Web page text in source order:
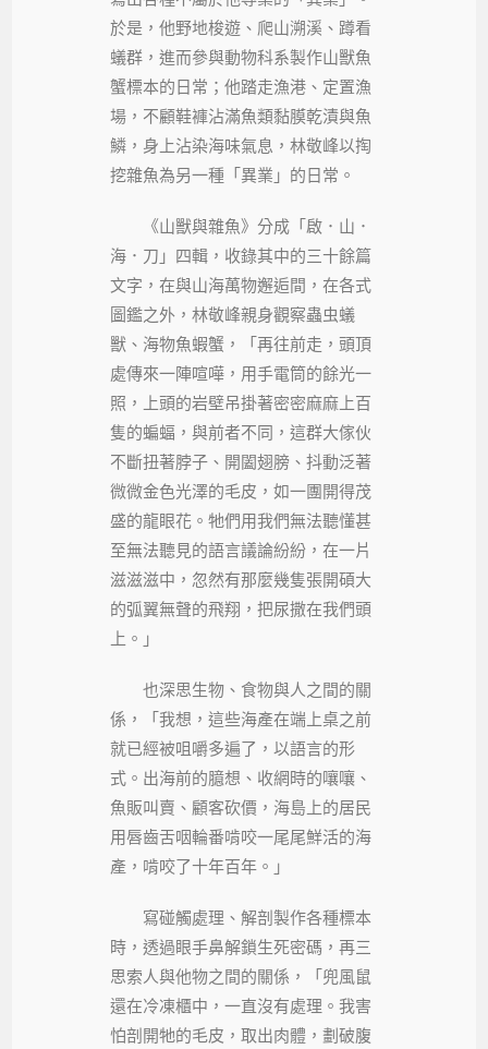
於是，他野地梭遊、爬山溯溪、蹲看
蟻群，進而參與動物科系製作山獸魚
蟹標本的日常；他踏走漁港、定置漁
場，不顧鞋褲沾滿魚類黏膜乾漬與魚
鱗，身上沾染海味氣息，林敬峰以掏
挖雜魚為另一種「異業」的日常。
《山獸與雜魚》分成「啟．山．
海．刀」四輯，收錄其中的三十餘篇
文字，在與山海萬物邂逅間，在各式
圖鑑之外，林敬峰親身觀察蟲虫蟻
獸、海物魚蝦蟹，「再往前走，頭頂
處傳來一陣喧嘩，用手電筒的餘光一
照，上頭的岩壁吊掛著密密麻麻上百
隻的蝙蝠，與前者不同，這群大傢伙
不斷扭著脖子、開闔翅膀、抖動泛著
微微金色光澤的毛皮，如一團開得茂
盛的龍眼花。牠們用我們無法聽懂甚
至無法聽見的語言議論紛紛，在一片
滋滋滋中，忽然有那麼幾隻張開碩大
的弧翼無聲的飛翔，把尿撒在我們頭
上。」
也深思生物、食物與人之間的關
係，「我想，這些海產在端上桌之前
就已經被咀嚼多遍了，以語言的形
式。出海前的臆想、收網時的嚷嚷、
魚販叫賣、顧客砍價，海島上的居民
用唇齒舌咽輪番啃咬一尾尾鮮活的海
產，啃咬了十年百年。」
寫碰觸處理、解剖製作各種標本
時，透過眼手鼻解鎖生死密碼，再三
思索人與他物之間的關係，「兜風鼠
還在冷凍櫃中，一直沒有處理。我害
怕剖開牠的毛皮，取出肉體，劃破腹